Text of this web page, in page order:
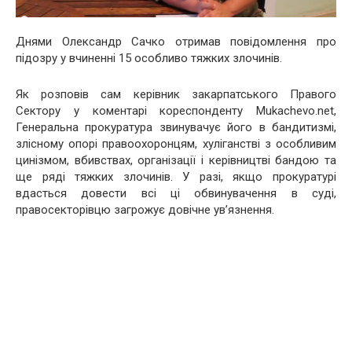
Днями Олександр Сачко отримав повідомлення про
підозру у вчиненні 15 особливо тяжких злочинів.
Як розповів сам керівник закарпатського Правого
Сектору у коментарі кореспонденту Mukachevo.net,
Генеральна прокуратура звинувачує його в бандитизмі,
злісному опорі правоохоронцям, хуліганстві з особливим
цинізмом, вбивствах, організації і керівництві бандою та
ще ряді тяжких злочинів. У разі, якщо прокуратурі
вдасться довести всі ці обвинувачення в суді,
правосекторівцю загрожує довічне ув’язнення.